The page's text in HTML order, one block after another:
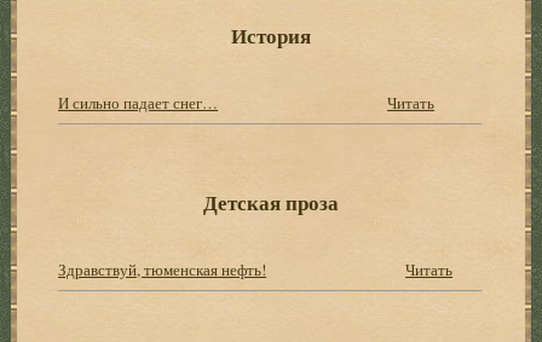
История
И сильно падает снег… Читать
Детская проза
Здравствуй, тюменская нефть! Читать